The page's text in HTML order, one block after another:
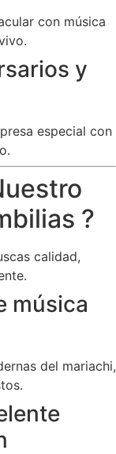
con música
y
especial con
?
calidad,
música
del mariachi,